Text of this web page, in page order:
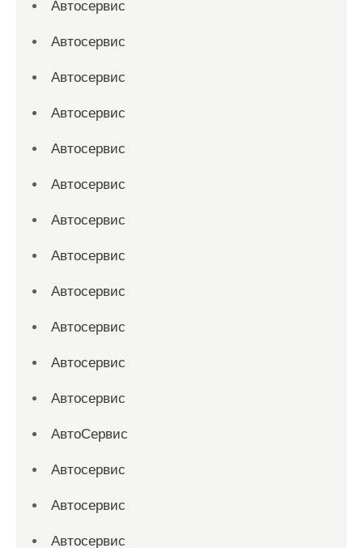
Автосервис
Автосервис
Автосервис
Автосервис
Автосервис
Автосервис
Автосервис
Автосервис
Автосервис
Автосервис
Автосервис
Автосервис
АвтоСервис
Автосервис
Автосервис
Автосервис